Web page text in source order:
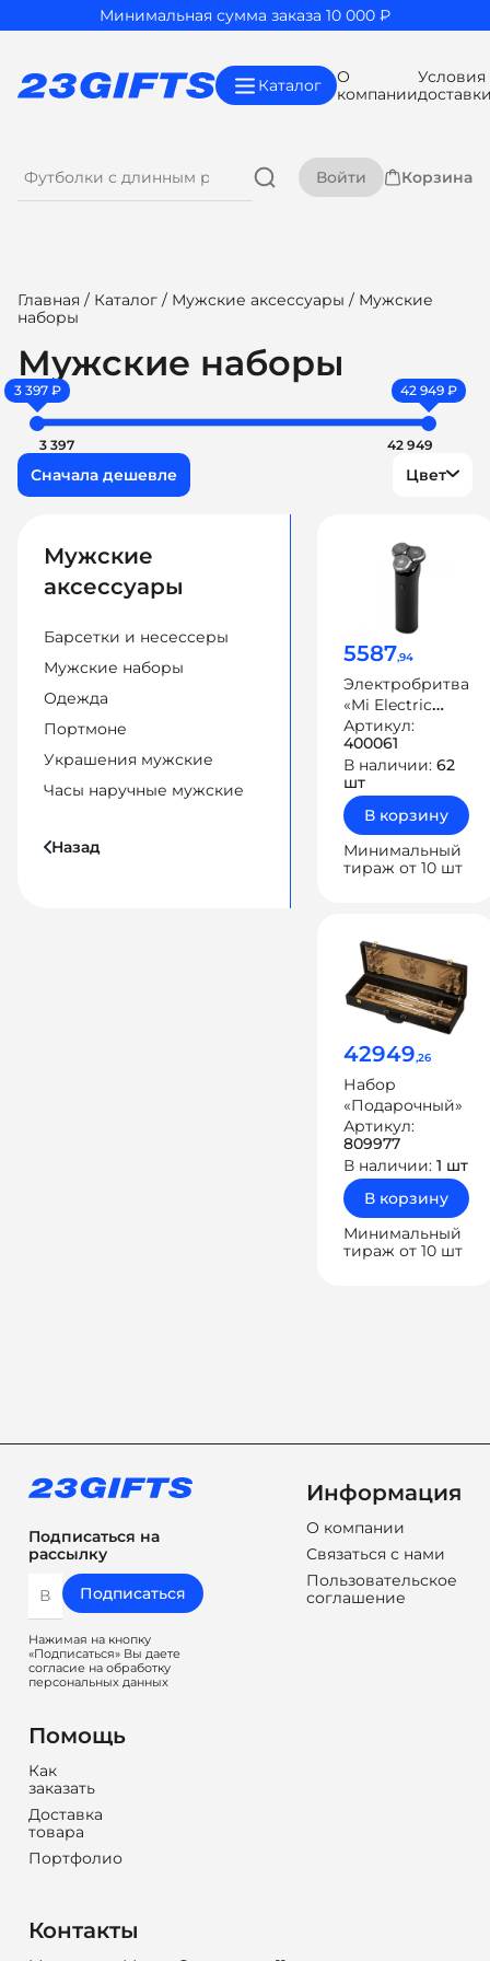
Минимальная сумма заказа 10 000 ₽
Каталог
О
компании
Условия
Войти Корзина
Главная / Каталог / Мужские аксессуары / Мужские
наборы
Мужские наборы
3 397 ₽ 42 949 ₽
3 397 42 949
Цвет
Мужские
аксессуары
Барсетки и несессеры
Мужские наборы
Одежда
Портмоне
Украшения мужские
Часы наручные мужские
Назад
5587,94
Электробритва
«Mi Electric
Shaver S500»
Артикул:
400061
В наличии: 62
шт
В корзину
Минимальный
тираж от 10 шт
42949,26
Набор
«Подарочный»
Артикул:
809977
В наличии: 1 шт
В корзину
Минимальный
тираж от 10 шт
Подписаться на
рассылку
Подписаться
Нажимая на кнопку
«Подписаться» Вы даете
согласие на обработку
персональных данных
Информация
О компании
Связаться с нами
Пользовательское
соглашение
Помощь
Как
заказать
Доставка
товара
Портфолио
Контакты